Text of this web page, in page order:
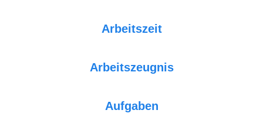
Arbeitszeit
Arbeitszeugnis
Aufgaben